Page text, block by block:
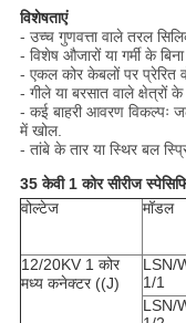
विशेषताएं
- उच्च गुणवत्ता वाले तरल
- विशेष औजारों या गर्मी के
- एकल कोर केबलों पर प्रेरित
- गीले या बरसात वाले
- कई बाहरी आवरण विकल्पः
में खोल.
- तांबे के तार या स्थिर बल
35 केवी 1 कोर सीरीज
वोल्टेज
मॉडल
12/20KV 1 कोर
मध्य कनेक्टर ((J)
LSN/
1/1
LSN/